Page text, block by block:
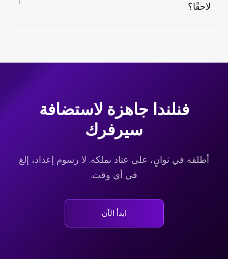
لاحقًا؟
فنلندا جاهزة لاستضافة
سيرفرك
أطلقه في ثوانٍ، على عتاد نملكه. لا رسوم إعداد، إلغ
في أي وقت.
ابدأ الآن